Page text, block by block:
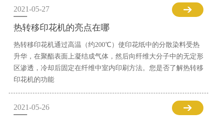
2021-05-27
热转移印花机的亮点在哪
热转移印花机通过高温（约200℃）使印花纸中的分散染料受热
升华，在聚酯表面上凝结成气体，然后向纤维大分子中的无定形
区渗透，冷却后固定在纤维中室内印刷方法。您是否了解热转移
印花机的功能
2021-05-26